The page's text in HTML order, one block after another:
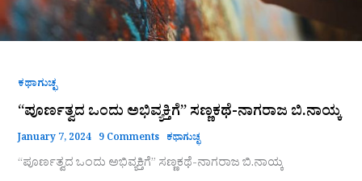
ಕಥಾಗುಚ್ಛ
“ಪೂರ್ಣತ್ವದ ಒಂದು ಅಭಿವ್ಯಕ್ತಿಗೆ” ಸಣ್ಣಕಥೆ-ನಾಗರಾಜ ಬಿ.ನಾಯ್ಕ
January 7, 2024 9 Comments ಕಥಾಗುಚ್ಛ
“ಪೂರ್ಣತ್ವದ ಒಂದು ಅಭಿವ್ಯಕ್ತಿಗೆ” ಸಣ್ಣಕಥೆ-ನಾಗರಾಜ ಬಿ.ನಾಯ್ಕ